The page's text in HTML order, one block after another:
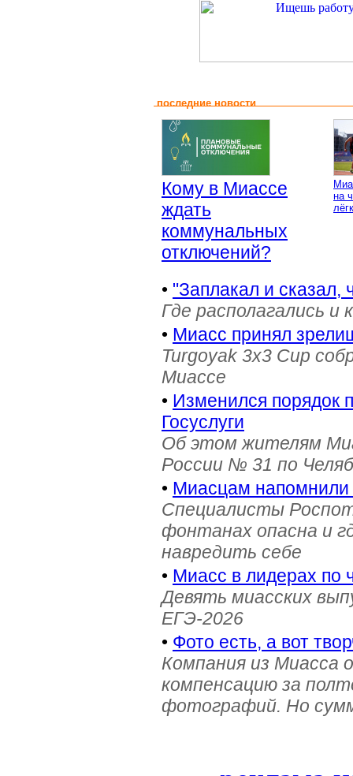
последние новости
Кому в Миассе
ждать
коммунальных
отключений?
на
• "Заплакал и сказал,
Где располагались и
• Миасс принял
Turgoyak 3x3 Cup
Миассе
• Изменился порядок
Госуслуги
Об этом жителям
России № 31 по
• Миасцам напомнили
Специалисты
фонтанах опасна и
навредить себе
• Миасс в лидерах по
Девять миасских
ЕГЭ-2026
• Фото есть, а вот
Компания из Миасса
компенсацию за
фотографий. Но